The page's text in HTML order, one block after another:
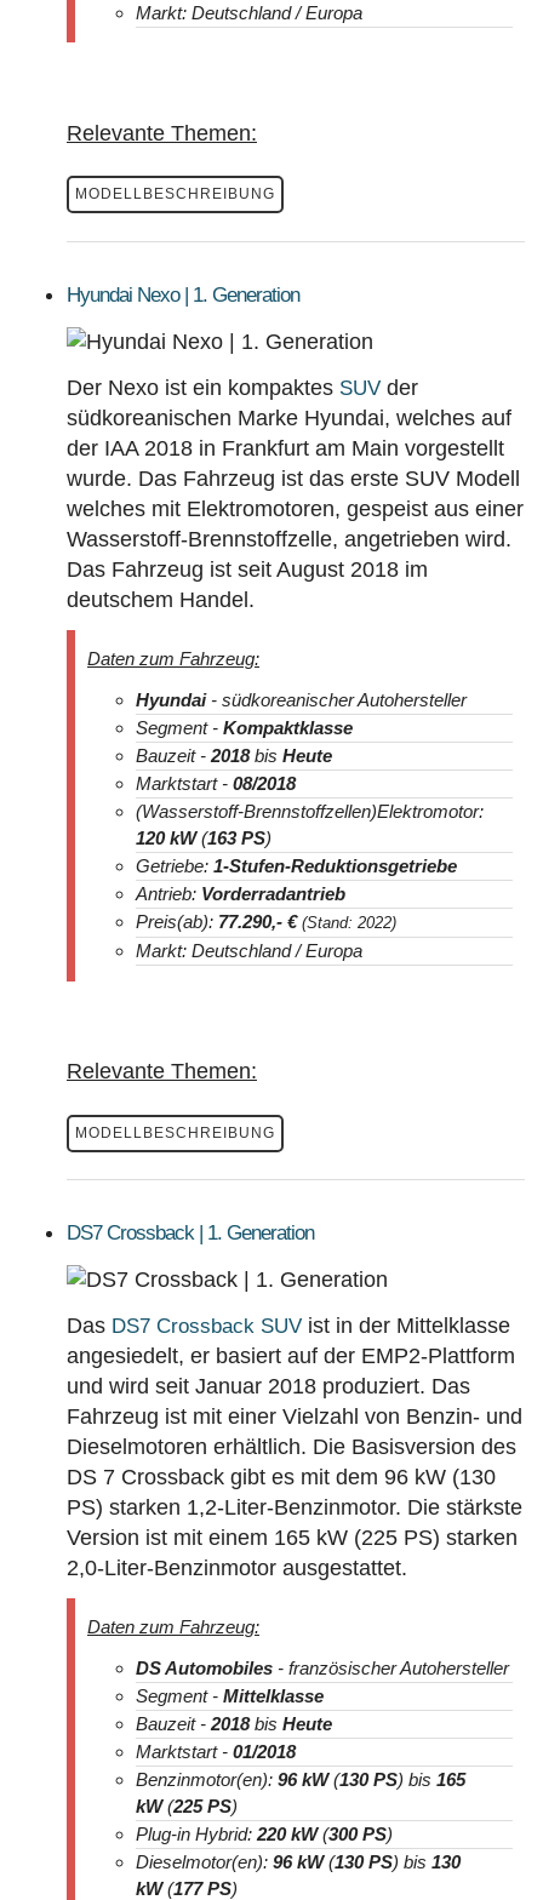
Markt: Deutschland / Europa
Relevante Themen:
MODELLBESCHREIBUNG
Hyundai Nexo | 1. Generation
Der Nexo ist ein kompaktes SUV der
südkoreanischen Marke Hyundai, welches auf
der IAA 2018 in Frankfurt am Main vorgestellt
wurde. Das Fahrzeug ist das erste SUV Modell
welches mit Elektromotoren, gespeist aus einer
Wasserstoff-Brennstoffzelle, angetrieben wird.
Das Fahrzeug ist seit August 2018 im
deutschem Handel.
Daten zum Fahrzeug:
Hyundai- südkoreanischer Autohersteller
Segment - Kompaktklasse
Bauzeit - 2018bis Heute
Marktstart - 08/2018
(Wasserstoff-Brennstoffzellen)Elektromotor:
120 kW(163 PS)
Getriebe: 1-Stufen-Reduktionsgetriebe
Antrieb: Vorderradantrieb
Preis(ab): 77.290,- € (Stand: 2022)
Markt: Deutschland / Europa
Relevante Themen:
MODELLBESCHREIBUNG
DS7 Crossback | 1. Generation
Das DS7 Crossback SUV ist in der Mittelklasse
angesiedelt, er basiert auf der EMP2-Plattform
und wird seit Januar 2018 produziert. Das
Fahrzeug ist mit einer Vielzahl von Benzin- und
Dieselmotoren erhältlich. Die Basisversion des
DS 7 Crossback gibt es mit dem 96 kW (130
PS) starken 1,2-Liter-Benzinmotor. Die stärkste
Version ist mit einem 165 kW (225 PS) starken
2,0-Liter-Benzinmotor ausgestattet.
Daten zum Fahrzeug:
DS Automobiles - französischer Autohersteller
Segment - Mittelklasse
Bauzeit - 2018bis Heute
Marktstart - 01/2018
Benzinmotor(en): 96 kW(130 PS) bis 165
kW(225 PS)
Plug-in Hybrid: 220 kW(300 PS)
Dieselmotor(en): 96 kW(130 PS) bis 130
kW(177 PS)